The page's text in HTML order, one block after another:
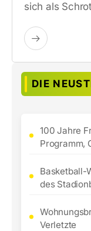
sich als
DIE
100 Jahre
Programm,
Basketball-
des
Verletzte